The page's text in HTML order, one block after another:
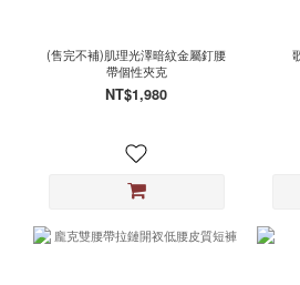
(售完不補)肌理光澤暗紋金屬釘腰
帶個性夾克
NT$1,980